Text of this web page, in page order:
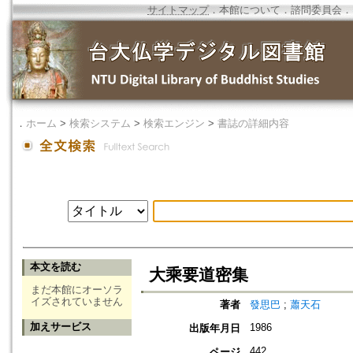
サイトマップ．本館について ． 諮問委員会 ．
． ホーム > 検索システム > 検索エンジン > 書誌の詳細内容
本文を読む
まだ本館にオーソラ
イズされていません
加えサービス
大乘要道密集
著者 發思巴 ; 蕭天石
出版年月日
1986